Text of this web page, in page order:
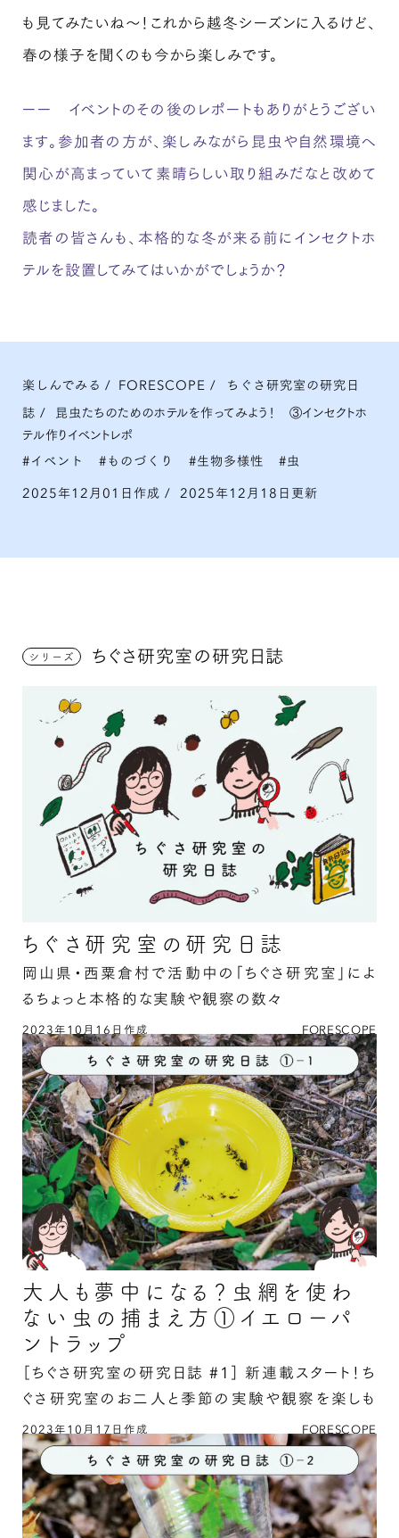
も見てみたいね～！これから越冬シーズンに入るけど、
春の様子を聞くのも今から楽しみです。
ーー イベントのその後のレポートもありがとうござい
ます。参加者の方が、楽しみながら昆虫や自然環境へ
関心が高まっていて素晴らしい取り組みだなと改めて
感じました。
読者の皆さんも、本格的な冬が来る前にインセクトホ
テルを設置してみてはいかがでしょうか？
楽しんでみる / FORESCOPE /
ちぐさ研究室の研究日
誌 / 昆虫たちのためのホテルを作ってみよう！ ③インセクトホ
テル作りイベントレポ
イベント
ものづくり 生物多様性
虫
2025年12月01日作成 / 2025年12月18日更新
シリーズ ちぐさ研究室の研究日誌
ちぐさ研究室の研究日誌
岡山県・西粟倉村で活動中の「ちぐさ研究室」によ
るちょっと本格的な実験や観察の数々
2023年10月16日作成 FORESCOPE
ちぐさ研究室の研究日誌の続きを読む
大人も夢中になる？虫網を使わ
ない虫の捕まえ方①イエローパ
ントラップ
［ちぐさ研究室の研究日誌 #1］ 新連載スタート！ち
ぐさ研究室のお二人と季節の実験や観察を楽しも
う。
2023年10月17日作成 FORESCOPE
大人も夢中になる？虫網を使わない虫の捕まえ方
①イエローパントラップの続きを読む